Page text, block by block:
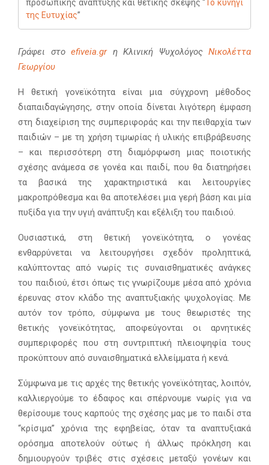
προσωπικής ανάπτυξης και θετικής σκέψης “Το κυνήγι
της Ευτυχίας”
Γράφει στο efiveia.grη Κλινική Ψυχολόγος Νικολέττα
Γεωργίου
Η θετική γονεϊκότητα είναι μια σύγχρονη μέθοδος
διαπαιδαγώγησης, στην οποία δίνεται λιγότερη έμφαση
στη διαχείριση της συμπεριφοράς και την πειθαρχία των
παιδιών – με τη χρήση τιμωρίας ή υλικής επιβράβευσης
– και περισσότερη στη διαμόρφωση μιας ποιοτικής
σχέσης ανάμεσα σε γονέα και παιδί, που θα διατηρήσει
τα βασικά της χαρακτηριστικά και λειτουργίες
μακροπρόθεσμα και θα αποτελέσει μια γερή βάση και μία
πυξίδα για την υγιή ανάπτυξη και εξέλιξη του παιδιού.
Ουσιαστικά, στη θετική γονεϊκότητα, ο γονέας
ενθαρρύνεται να λειτουργήσει σχεδόν προληπτικά,
καλύπτοντας από νωρίς τις συναισθηματικές ανάγκες
του παιδιού, έτσι όπως τις γνωρίζουμε μέσα από χρόνια
έρευνας στον κλάδο της αναπτυξιακής ψυχολογίας. Με
αυτόν τον τρόπο, σύμφωνα με τους θεωριστές της
θετικής γονεϊκότητας, αποφεύγονται οι αρνητικές
συμπεριφορές που στη συντριπτική πλειοψηφία τους
προκύπτουν από συναισθηματικά ελλείμματα ή κενά.
Σύμφωνα με τις αρχές της θετικής γονεϊκότητας, λοιπόν,
καλλιεργούμε το έδαφος και σπέρνουμε νωρίς για να
θερίσουμε τους καρπούς της σχέσης μας με το παιδί στα
“κρίσιμα” χρόνια της εφηβείας, όταν τα αναπτυξιακά
ορόσημα αποτελούν ούτως ή άλλως πρόκληση και
δημιουργούν τριβές στις σχέσεις μεταξύ γονέων και